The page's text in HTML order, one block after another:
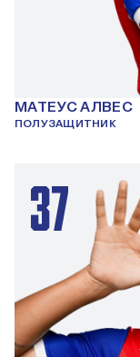
МАТЕУС АЛВЕС
ПОЛУЗАЩИТНИК
37